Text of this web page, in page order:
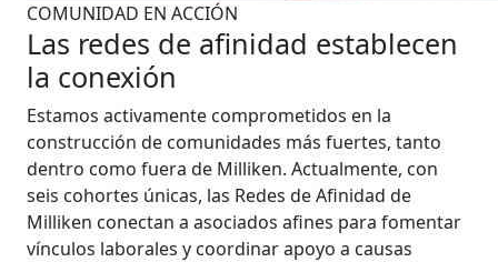
COMUNIDAD EN ACCIÓN
Las redes de afinidad establecen
la conexión
Estamos activamente comprometidos en la
construcción de comunidades más fuertes, tanto
dentro como fuera de Milliken. Actualmente, con
seis cohortes únicas, las Redes de Afinidad de
Milliken conectan a asociados afines para fomentar
vínculos laborales y coordinar apoyo a causas